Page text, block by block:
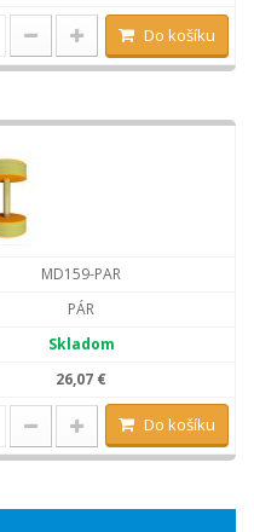
Do košíku
MD159-PAR
PÁR
Skladom
26,07 €
Do košíku